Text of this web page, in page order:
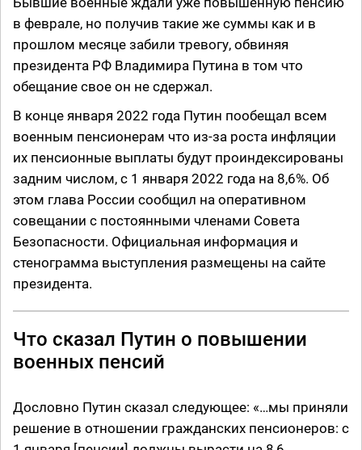
в феврале, но получив такие же суммы как и в
прошлом месяце забили тревогу, обвиняя
президента РФ Владимира Путина в том что
обещание свое он не сдержал.
В конце января 2022 года Путин пообещал всем
военным пенсионерам что из-за роста инфляции
их пенсионные выплаты будут проиндексированы
задним числом, с 1 января 2022 года на 8,6%. Об
этом глава России сообщил на оперативном
совещании с постоянными членами Совета
Безопасности. Официальная информация и
стенограмма выступления размещены на сайте
президента.
Что сказал Путин о повышении
военных пенсий
Дословно Путин сказал следующее: «…мы приняли
решение в отношении гражданских пенсионеров: с